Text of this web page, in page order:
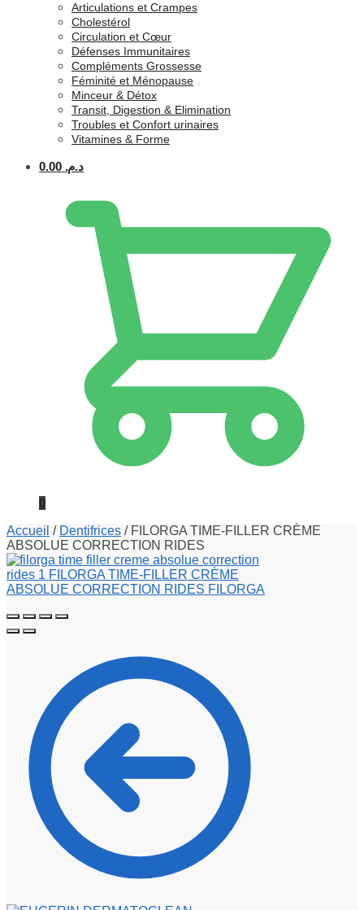
Articulations et Crampes
Cholestérol
Circulation et Cœur
Défenses Immunitaires
Compléments Grossesse
Féminité et Ménopause
Minceur & Détox
Transit, Digestion & Elimination
Troubles et Confort urinaires
Vitamines & Forme
د.م. 0.00
0
Accueil / Dentifrices / FILORGA TIME-FILLER CRÈME
ABSOLUE CORRECTION RIDES